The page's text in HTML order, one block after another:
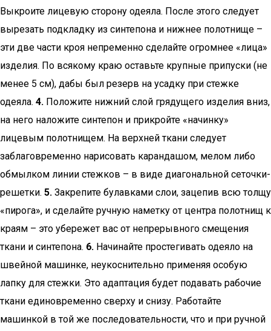
Выкроите лицевую сторону одеяла. После этого следует
вырезать подкладку из синтепона и нижнее полотнище –
эти две части кроя непременно сделайте огромнее «лица»
изделия. По всякому краю оставьте крупные припуски (не
менее 5 см), дабы был резерв на усадку при стежке
одеяла. 4. Положите нижний слой грядущего изделия вниз,
на него наложите синтепон и прикройте «начинку»
лицевым полотнищем. На верхней ткани следует
заблаговременно нарисовать карандашом, мелом либо
обмылком линии стежков – в виде диагональной сеточки-
решетки. 5. Закрепите булавками слои, зацепив всю толщу
«пирога», и сделайте ручную наметку от центра полотнищ к
краям – это убережет вас от непрерывного смещения
ткани и синтепона. 6. Начинайте простегивать одеяло на
швейной машинке, неукоснительно применяя особую
лапку для стежки. Это адаптация будет подавать рабочие
ткани единовременно сверху и снизу. Работайте
машинкой в той же последовательности, что и при ручной